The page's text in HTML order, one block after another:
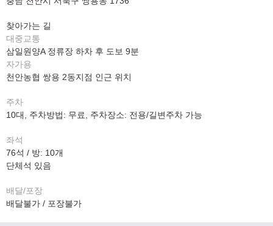
찾아가는 길
대중교통
삼일원양A 정류장 하차 후 도보 9분
자가용
천안농협 쌍용 2동지점 인근 위치
주차
10대, 주차방법: 무료, 주차장소: 전용/길변주차 가능
좌석
76석 / 방: 10개
단체석 있음
배달/포장
배달불가 / 포장불가